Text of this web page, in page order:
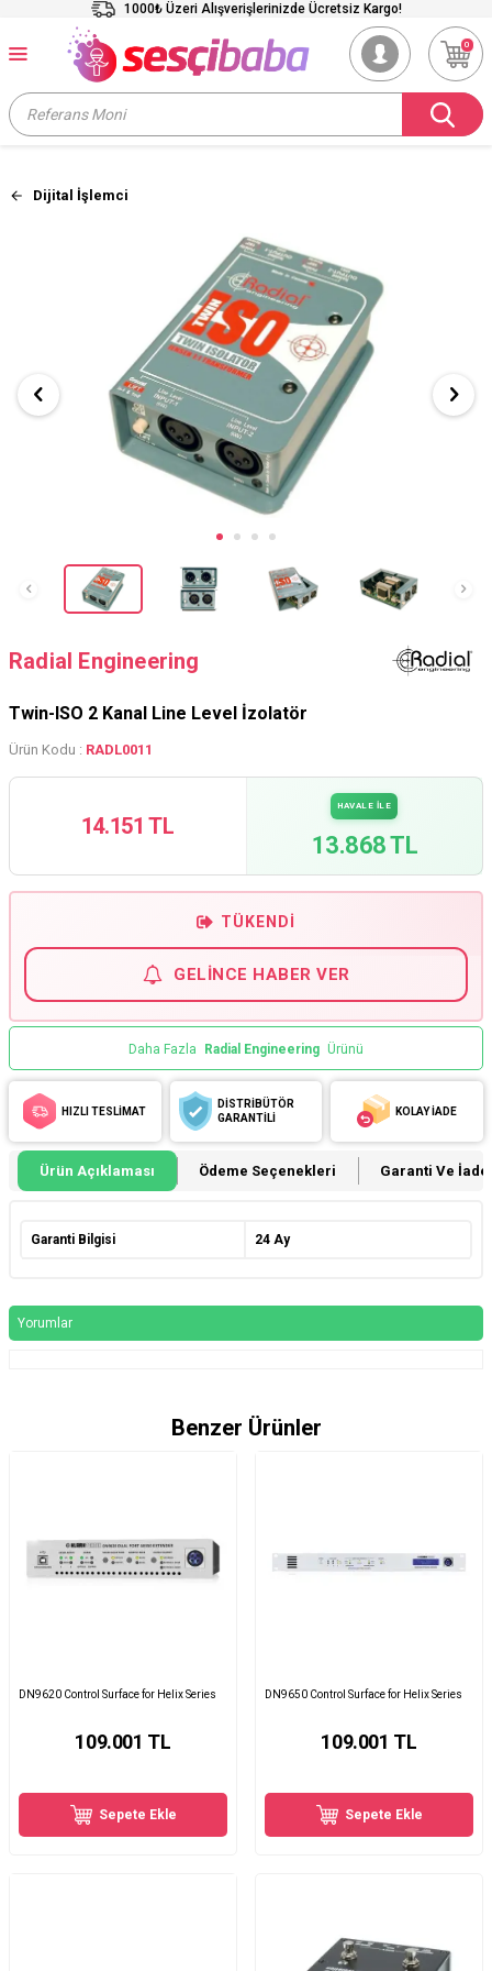
1000₺ Üzeri Alışverişlerinizde Ücretsiz Kargo!
0
Dijital İşlemci
Radial Engineering
Twin-ISO 2 Kanal Line Level İzolatör
Ürün Kodu : RADL0011
14.151 TL
HAVALE İLE
13.868 TL
TÜKENDI
GELINCE HABER VER
Daha Fazla Radial Engineering Ürünü
HIZLI TESLİMAT
DİSTRİBÜTÖR
GARANTİLİ
KOLAY İADE
Ürün Açıklaması Ödeme Seçenekleri Garanti Ve İade
Garanti Bilgisi 24 Ay
Yorumlar
Benzer Ürünler
DN9620 Control Surface for Helix Series
109.001 TL
Sepete Ekle
DN9650 Control Surface for Helix Series
109.001 TL
Sepete Ekle